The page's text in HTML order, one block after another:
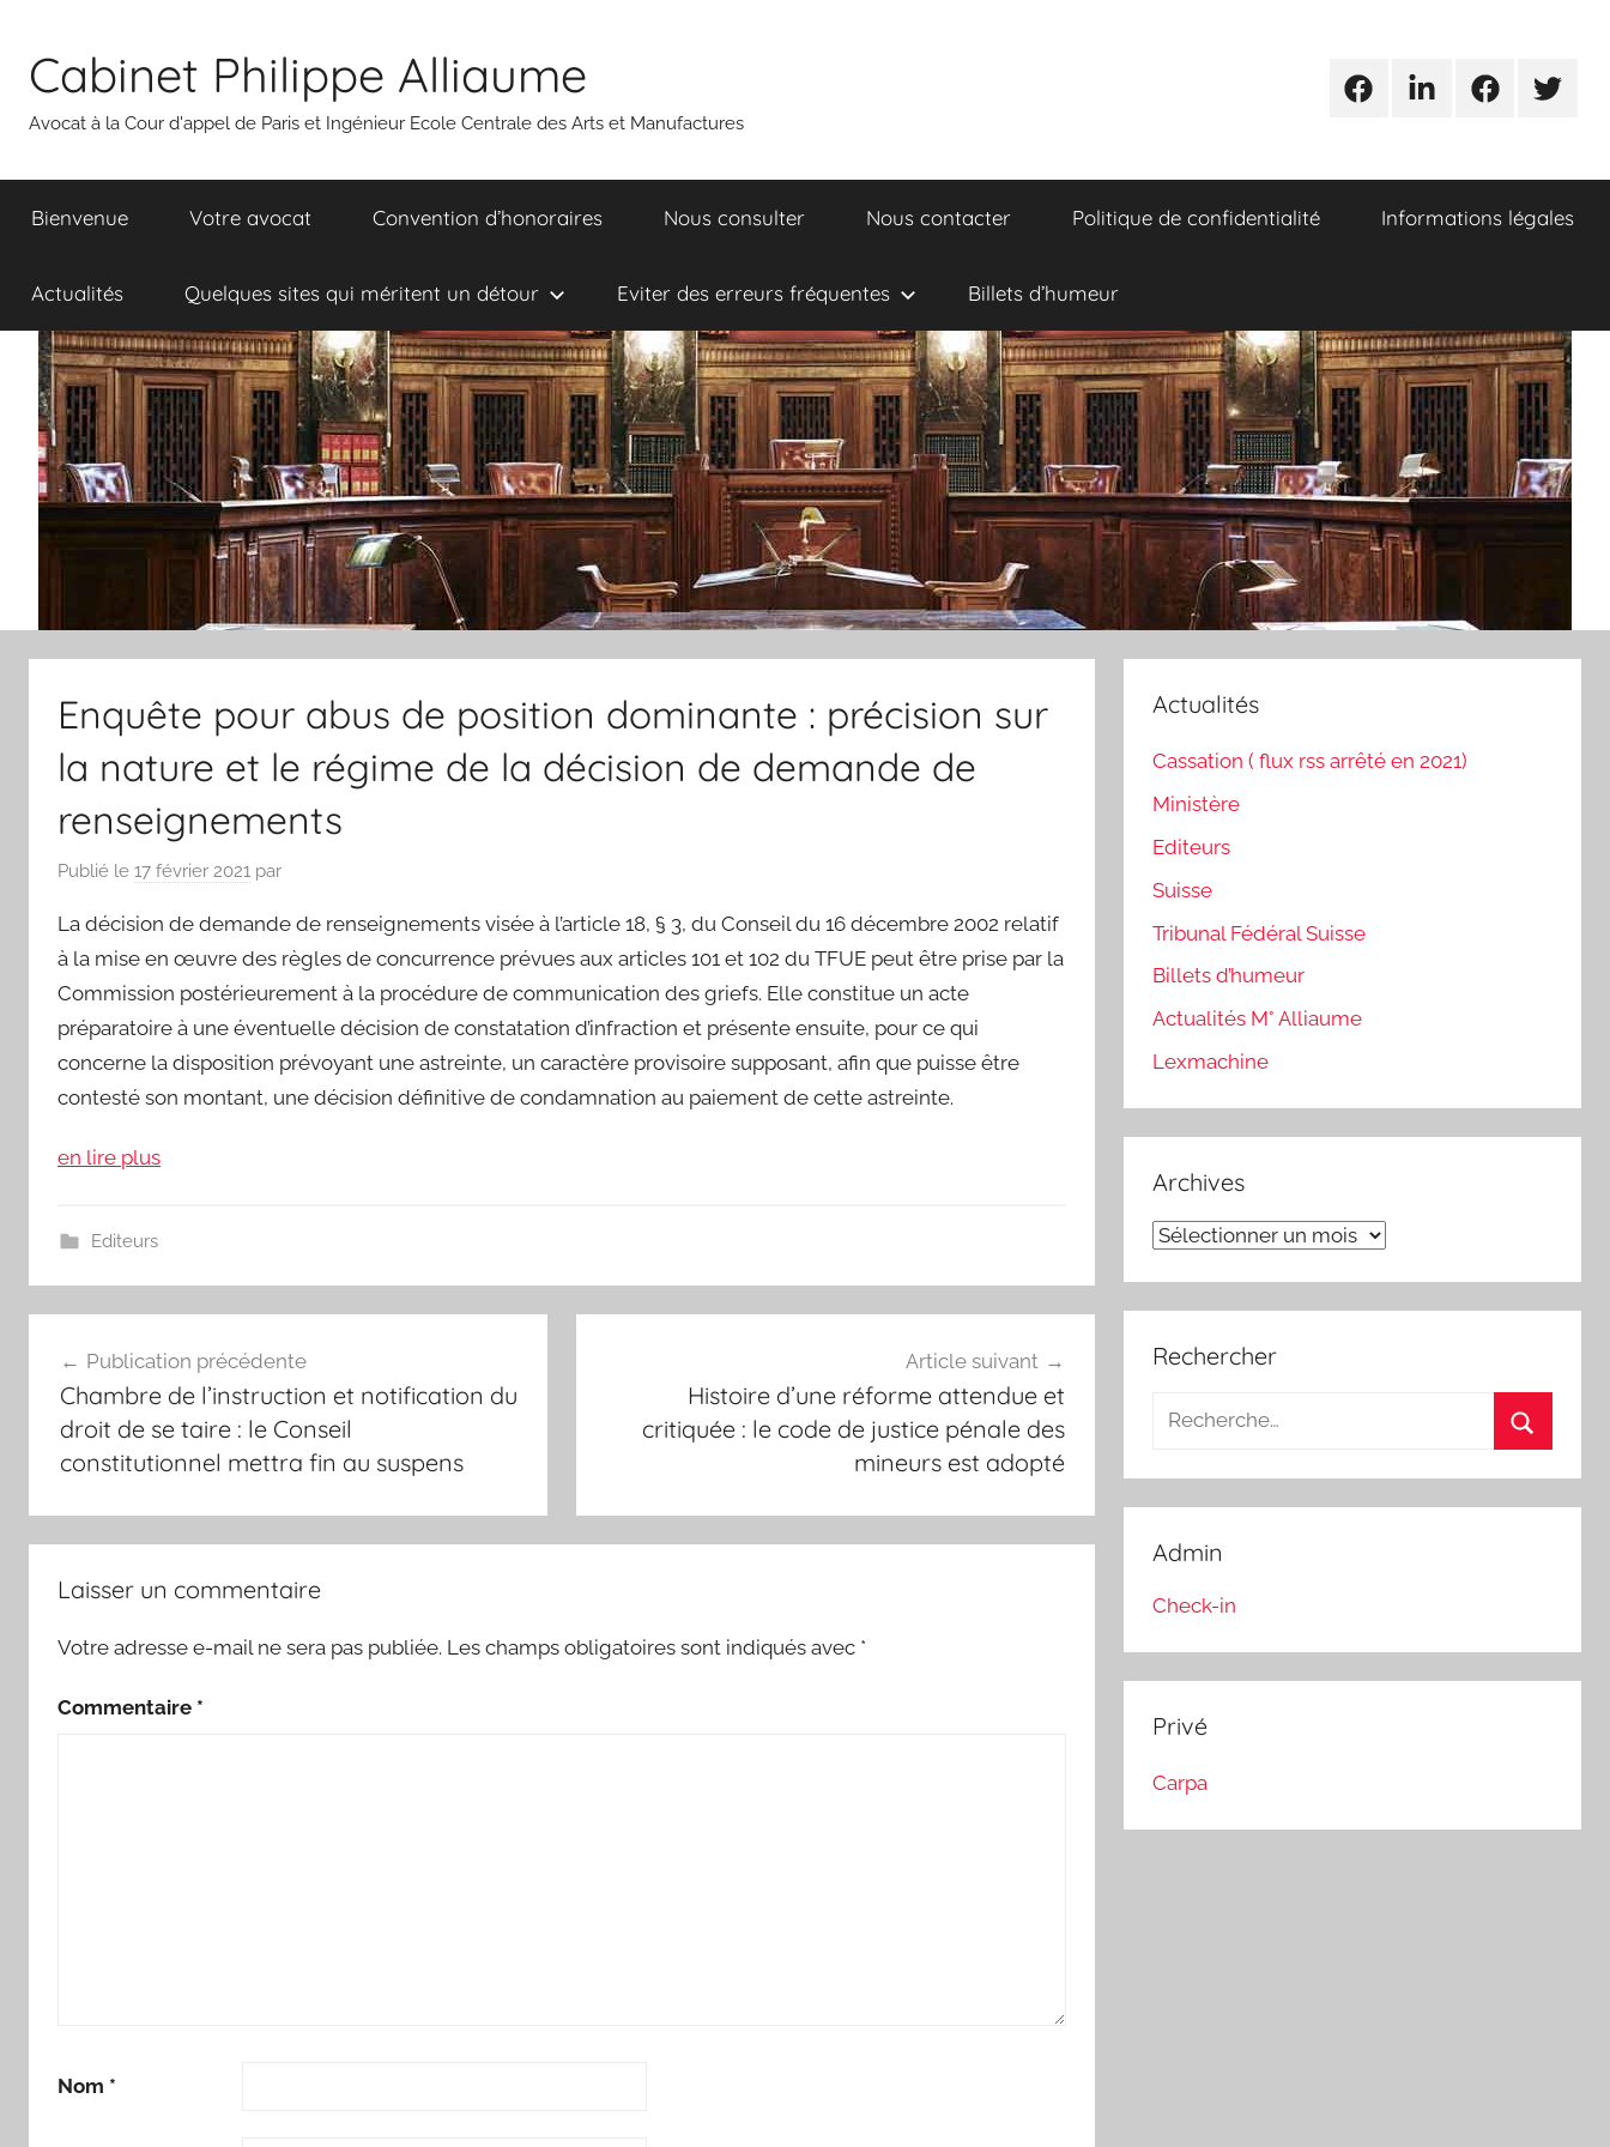
contenu
Cabinet Philippe Alliaume
Avocat à la Cour d'appel de Paris et Ingénieur Ecole Centrale des Arts et Manufactures
UrgencesLinkedinFacebookTwitter
Bienvenue Votre avocat Convention d’honoraires Nous consulter Nous contacter Politique de confidentialité Informations légales
Actualités Quelques sites qui méritent un détour Eviter des erreurs fréquentes Billets d’humeur
Enquête pour abus de position dominante : précision sur
la nature et le régime de la décision de demande de
renseignements
Publié le 17 février 2021 par
La décision de demande de renseignements visée à l’article 18, § 3, du Conseil du 16 décembre 2002 relatif
à la mise en œuvre des règles de concurrence prévues aux articles 101 et 102 du TFUE peut être prise par la
Commission postérieurement à la procédure de communication des griefs. Elle constitue un acte
préparatoire à une éventuelle décision de constatation d’infraction et présente ensuite, pour ce qui
concerne la disposition prévoyant une astreinte, un caractère provisoire supposant, afin que puisse être
contesté son montant, une décision définitive de condamnation au paiement de cette astreinte.
en lire plus
Editeurs
de
l’article
Publication précédente
Chambre de l’instruction et notification du
droit de se taire : le Conseil
constitutionnel mettra fin au suspens
Article suivant
Histoire d’une réforme attendue et
critiquée : le code de justice pénale des
mineurs est adopté
Laisser un commentaire
Votre adresse e-mail ne sera pas publiée. Les champs obligatoires sont indiqués avec *
Commentaire *
Nom *
Actualités
Cassation ( flux rss arrêté en 2021)
Ministère
Editeurs
Suisse
Tribunal Fédéral Suisse
Billets d’humeur
Actualités M° Alliaume
Lexmachine
Archives
Archives
Rechercher
Recherche
:
Admin
Check-in
Privé
Carpa